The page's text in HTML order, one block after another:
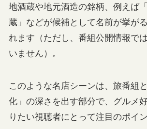
地酒蔵や地元酒造の銘柄、例えば
蔵」などが候補として名前が挙が
れます（ただし、番組公開情報で
いません）。
このような名店シーンは、旅番組
化」の深さを出す部分で、グルメ
りたい視聴者にとって注目のポイン